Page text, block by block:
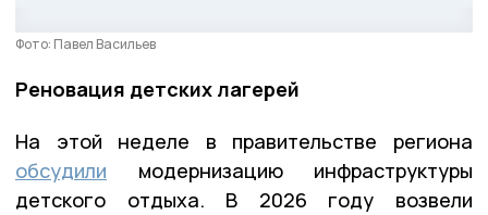
Фото: Павел Васильев
Реновация детских лагерей
На этой неделе в правительстве региона
обсудили модернизацию инфраструктуры
детского отдыха. В 2026 году возвели